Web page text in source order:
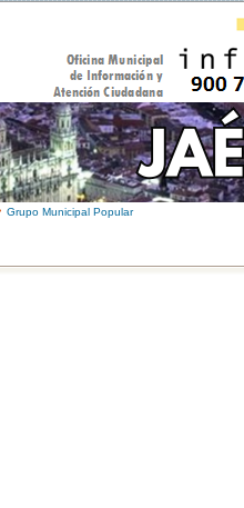
Grupo Municipal Popular